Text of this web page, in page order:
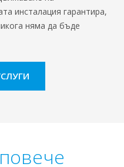
инсталация гарантира,
няма да бъде